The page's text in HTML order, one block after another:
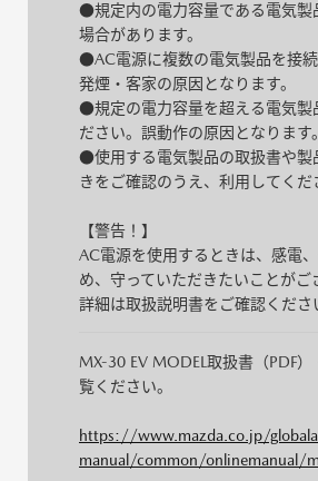
●規定内の電力容量である電気製
場合があります。
●AC電源に複数の電気製品を接続
発煙・客家の原因となります。
●規定の電力容量を超える電気製
ださい。誤動作の原因となります。
●使用する電気製品の取扱書や製
きをご確認のうえ、利用してくだ
【警告！】
AC電源を使用するときは、感電
め、守っていただきたいことがご
詳細は取扱説明書をご確認くださ
MX-30 EV MODEL取扱書（PDF
覧ください。
https://www.mazda.co.jp/
manual/common/onlinemanual/